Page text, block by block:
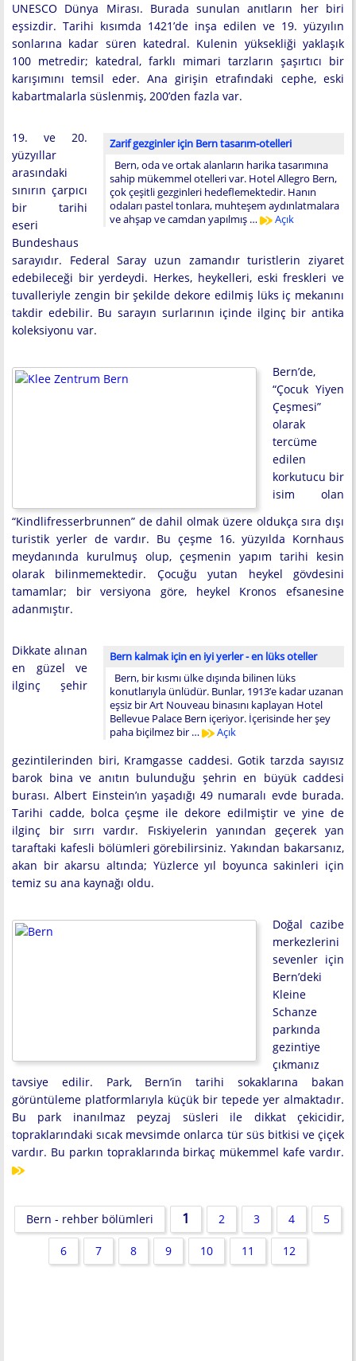
UNESCO Dünya Mirası. Burada sunulan anıtların her biri
eşsizdir. Tarihi kısımda 1421’de inşa edilen ve 19. yüzyılın
sonlarına kadar süren katedral. Kulenin yüksekliği yaklaşık
100 metredir; katedral, farklı mimari tarzların şaşırtıcı bir
karışımını temsil eder. Ana girişin etrafındaki cephe, eski
kabartmalarla süslenmiş, 200’den fazla var.
Zarif gezginler için Bern tasarım-otelleri
Bern, oda ve ortak alanların harika tasarımına
sahip mükemmel otelleri var. Hotel Allegro Bern,
çok çeşitli gezginleri hedeflemektedir. Hanın
odaları pastel tonlara, muhteşem aydınlatmalara
ve ahşap ve camdan yapılmış …
Açık
19. ve 20.
yüzyıllar
arasındaki
sınırın çarpıcı
bir tarihi
eseri
Bundeshaus
sarayıdır. Federal Saray uzun zamandır turistlerin ziyaret
edebileceği bir yerdeydi. Herkes, heykelleri, eski freskleri ve
tuvalleriyle zengin bir şekilde dekore edilmiş lüks iç mekanını
takdir edebilir. Bu sarayın surlarının içinde ilginç bir antika
koleksiyonu var.
Bern’de,
“Çocuk Yiyen
Çeşmesi”
olarak
tercüme
edilen
korkutucu bir
isim olan
“Kindlifresserbrunnen” de dahil olmak üzere oldukça sıra dışı
turistik yerler de vardır. Bu çeşme 16. yüzyılda Kornhaus
meydanında kurulmuş olup, çeşmenin yapım tarihi kesin
olarak bilinmemektedir. Çocuğu yutan heykel gövdesini
tamamlar; bir versiyona göre, heykel Kronos efsanesine
adanmıştır.
Bern kalmak için en iyi yerler - en lüks oteller
Bern, bir kısmı ülke dışında bilinen lüks
konutlarıyla ünlüdür. Bunlar, 1913’e kadar uzanan
eşsiz bir Art Nouveau binasını kaplayan Hotel
Bellevue Palace Bern içeriyor. İçerisinde her şey
paha biçilmez bir …
Açık
Dikkate alınan
en güzel ve
ilginç şehir
gezintilerinden biri, Kramgasse caddesi. Gotik tarzda sayısız
barok bina ve anıtın bulunduğu şehrin en büyük caddesi
burası. Albert Einstein’ın yaşadığı 49 numaralı evde burada.
Tarihi cadde, bolca çeşme ile dekore edilmiştir ve yine de
ilginç bir sırrı vardır. Fıskiyelerin yanından geçerek yan
taraftaki kafesli bölümleri görebilirsiniz. Yakından bakarsanız,
akan bir akarsu altında; Yüzlerce yıl boyunca sakinleri için
temiz su ana kaynağı oldu.
Doğal cazibe
merkezlerini
sevenler için
Bern’deki
Kleine
Schanze
parkında
gezintiye
çıkmanız
tavsiye edilir. Park, Bern’in tarihi sokaklarına bakan
görüntüleme platformlarıyla küçük bir tepede yer almaktadır.
Bu park inanılmaz peyzaj süsleri ile dikkat çekicidir,
topraklarındaki sıcak mevsimde onlarca tür süs bitkisi ve çiçek
vardır. Bu parkın topraklarında birkaç mükemmel kafe vardır.
Bern - rehber bölümleri 1 2 3 4 5
6 7 8 9 10 11 12